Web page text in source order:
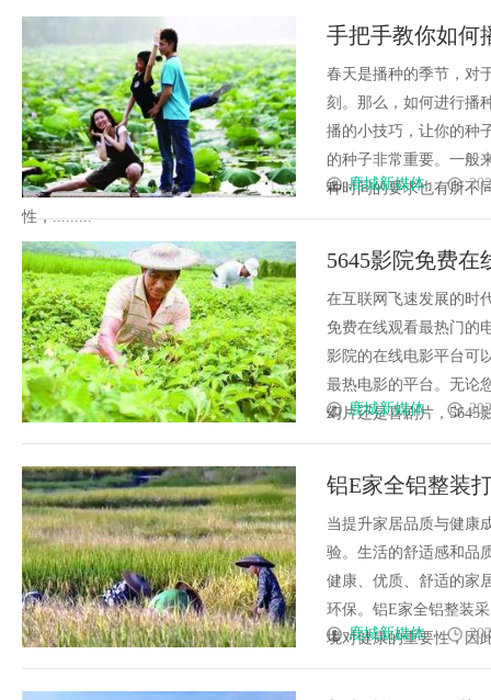
手把手教你如何
——花园传说
春天是播种的季节，对
刻。那么，如何进行播
播的小技巧，让你的种
的种子非常重要。一般
种时间的要求也有所不
性，.........
鹿城新媒体
5645影院免费在
在互联网飞速发展的时
免费在线观看最热门的
影院的在线电影平台可
最热电影的平台。无论
幻片还是喜剧片，5645
鹿城新媒体
铝E家全铝整装
当提升家居品质与健康
验。生活的舒适感和品
健康、优质、舒适的家
环保。铝E家全铝整装
境对健康的重要性，因
鹿城新媒体